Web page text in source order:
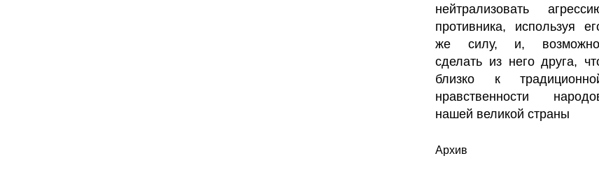
нейтрализовать
противника, используя
же силу, и,
сделать из него друга,
близко к
нравственности
нашей великой страны
Архив